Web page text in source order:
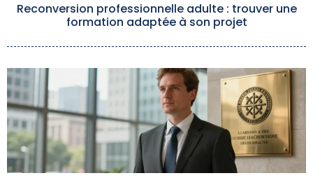
Reconversion professionnelle adulte : trouver une
formation adaptée à son projet